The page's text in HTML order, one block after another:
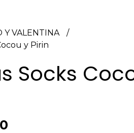
Y VALENTINA
y Pirin
Socks